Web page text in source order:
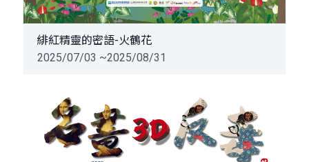
緋紅精靈的密語-火鶴花
2025/07/03 ~2025/08/31